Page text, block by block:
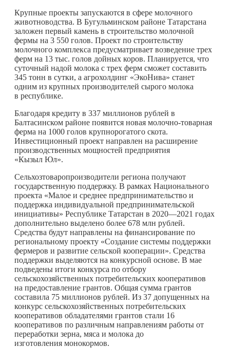
Крупные проекты запускаются в сфере молочного
животноводства. В Бугульминском районе Татарстана
заложен первый камень в строительство молочной
фермы на 3 550 голов. Проект по строительству
молочного комплекса предусматривает возведение трех
ферм на 13 тыс. голов дойных коров. Планируется, что
суточный надой молока с трех ферм сможет составить
345 тонн в сутки, а агрохолдинг «ЭкоНива» станет
одним из крупных производителей сырого молока
в республике.
Благодаря кредиту в 337 миллионов рублей в
Балтасинском районе появится новая молочно-товарная
ферма на 1000 голов крупнорогатого скота.
Инвестиционный проект направлен на расширение
производственных мощностей предприятия
«Кызыл Юл».
Сельхозтоваропроизводители региона получают
государственную поддержку. В рамках Национального
проекта «Малое и среднее предпринимательство и
поддержка индивидуальной предпринимательской
инициативы» Республике Татарстан в 2020—2021 годах
дополнительно выделено более 678 млн рублей.
Средства будут направлены на финансирование по
региональному проекту «Создание системы поддержки
фермеров и развитие сельской кооперации». Средства
поддержки выделяются на конкурсной основе. В мае
подведены итоги конкурса по отбору
сельскохозяйственных потребительских кооперативов
на предоставление грантов. Общая сумма грантов
составила 75 миллионов рублей. Из 37 допущенных на
конкурс сельскохозяйственных потребительских
кооперативов обладателями грантов стали 16
кооперативов по различным направлениям работы от
переработки зерна, мяса и молока до
изготовления монокормов.